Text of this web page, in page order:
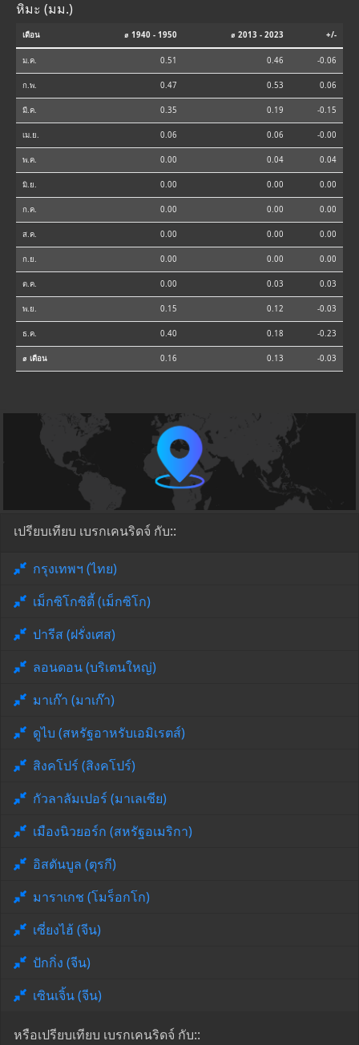
หิมะ (มม.)
เดือน ⌀ 1940 - 1950 ⌀ 2013 - 2023 +/-
ม.ค. 0.51 0.46 -0.06
ก.พ. 0.47 0.53 0.06
มี.ค. 0.35 0.19 -0.15
เม.ย. 0.06 0.06 -0.00
พ.ค. 0.00 0.04 0.04
มิ.ย. 0.00 0.00 0.00
ก.ค. 0.00 0.00 0.00
ส.ค. 0.00 0.00 0.00
ก.ย. 0.00 0.00 0.00
ต.ค. 0.00 0.03 0.03
พ.ย. 0.15 0.12 -0.03
ธ.ค. 0.40 0.18 -0.23
⌀ เดือน 0.16 0.13 -0.03
เปรียบเทียบ เบรกเคนริดจ์ กับ::
กรุงเทพฯ (ไทย)
เม็กซิโกซิตี้ (เม็กซิโก)
ปารีส (ฝรั่งเศส)
ลอนดอน (บริเตนใหญ่)
มาเก๊า (มาเก๊า)
ดูไบ (สหรัฐอาหรับเอมิเรตส์)
สิงคโปร์ (สิงคโปร์)
กัวลาลัมเปอร์ (มาเลเซีย)
เมืองนิวยอร์ก (สหรัฐอเมริกา)
อิสตันบูล (ตุรกี)
มาราเกช (โมร็อกโก)
เซี่ยงไฮ้ (จีน)
ปักกิ่ง (จีน)
เซินเจิ้น (จีน)
หรือเปรียบเทียบ เบรกเคนริดจ์ กับ::